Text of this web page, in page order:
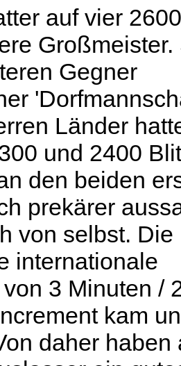
auf vier
Großmeister.
Gegner
Länder
und 2400
den beiden
prekärer
von selbst. Die
internationale
3 Minuten /
kam
daher haben